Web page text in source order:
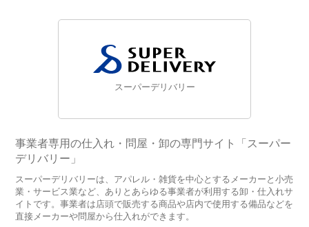
スーパーデリバリー
事業者専用の仕入れ・問屋・卸の専門サイト「スーパー
デリバリー」
スーパーデリバリーは、アパレル・雑貨を中心とするメーカーと小売
業・サービス業など、ありとあらゆる事業者が利用する卸・仕入れサ
イトです。事業者は店頭で販売する商品や店内で使用する備品などを
直接メーカーや問屋から仕入れができます。